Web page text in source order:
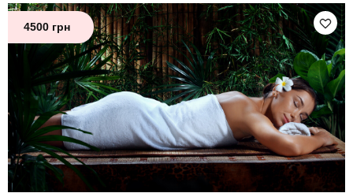
4500 грн